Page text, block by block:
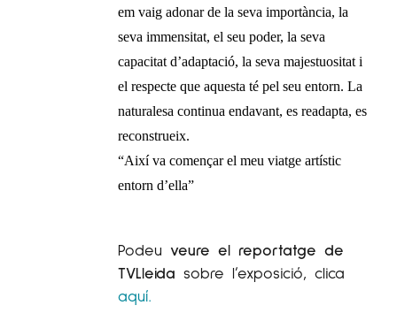
em vaig adonar de la seva importància, la
seva immensitat, el seu poder, la seva
capacitat d’adaptació, la seva majestuositat i
el respecte que aquesta té pel seu entorn. La
naturalesa continua endavant, es readapta, es
reconstrueix.
“Així va començar el meu viatge artístic
entorn d’ella”
Podeu veure el reportatge de
TVLleida sobre l’exposició, clica
aquí.